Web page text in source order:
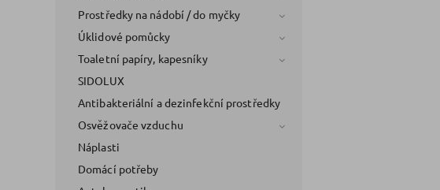
Prostředky na nádobí / do myčky
Úklidové pomůcky
Toaletní papíry, kapesníky
SIDOLUX
Antibakteriální a dezinfekční prostředky
Osvěžovače vzduchu
Náplasti
Domácí potřeby